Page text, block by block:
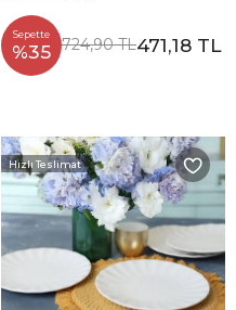
Sepette
%35 724,90 TL471,18 TL
Hızlı Teslimat